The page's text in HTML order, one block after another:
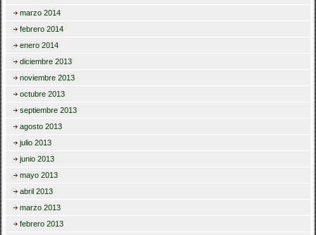
marzo 2014
febrero 2014
enero 2014
diciembre 2013
noviembre 2013
octubre 2013
septiembre 2013
agosto 2013
julio 2013
junio 2013
mayo 2013
abril 2013
marzo 2013
febrero 2013